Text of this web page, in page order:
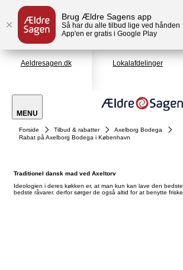
Brug Ældre Sagens app
Så har du alle tilbud lige ved hånden
App'en er gratis i Google Play
Aeldresagen.dk Lokalafdelinger
MENU
Forside Tilbud & rabatter
Axelborg Bodega
Rabat på Axelborg Bodega i København
Traditionel dansk mad ved Axeltorv
Ideologien i deres køkken er, at man kun kan lave den
bedste råvarer. derfor sørger de også altid for at benytte